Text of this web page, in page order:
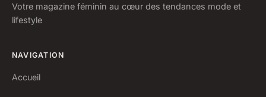
Votre magazine féminin au cœur des tendances mode et
lifestyle
NAVIGATION
Accueil